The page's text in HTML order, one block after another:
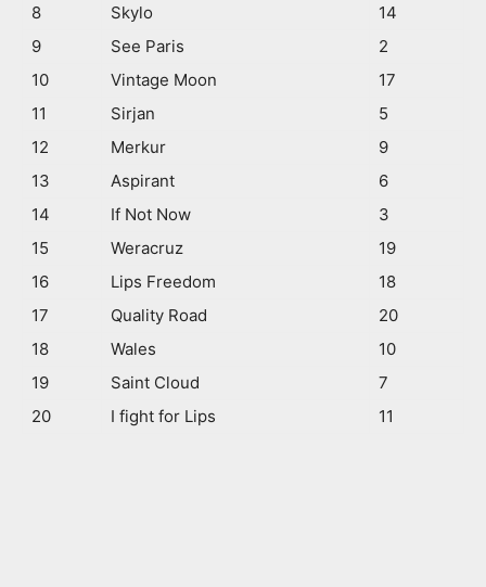
8
Skylo
14
9
See Paris
2
10
Vintage Moon
17
11
Sirjan
5
12
Merkur
9
13
Aspirant
6
14
If Not Now
3
15
Weracruz
19
16
Lips Freedom
18
17
Quality Road
20
18
Wales
10
19
Saint Cloud
7
20
I fight for Lips 11